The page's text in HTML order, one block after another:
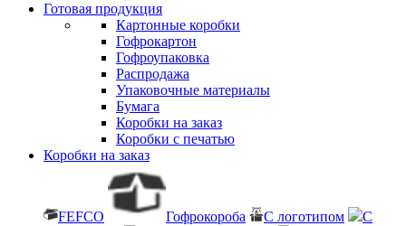
Готовая продукция
Картонные коробки
Гофрокартон
Гофроупаковка
Распродажа
Упаковочные материалы
Бумага
Коробки на заказ
Коробки с печатью
Коробки на заказ
FEFCO Гофрокороба С логотипом
С